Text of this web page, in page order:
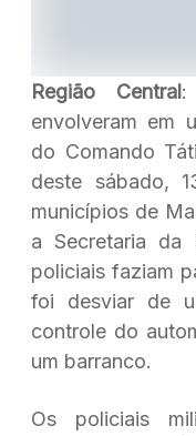
Região Central:
envolveram em
do Comando
deste sábado,
municípios de
a Secretaria da
policiais faziam
foi desviar de
controle do
um barranco.
Os policiais